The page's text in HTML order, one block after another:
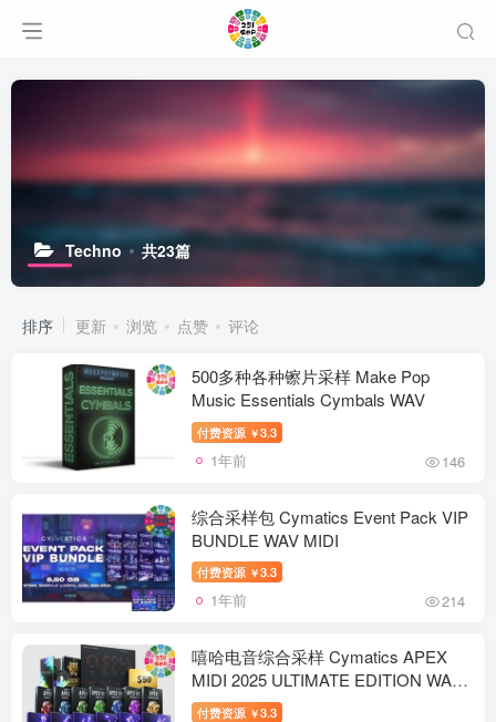
Techno 共23篇
排序 更新 浏览 点赞 评论
500多种各种镲片采样 Make Pop
Music Essentials Cymbals WAV
付费资源 ￥3.3
1年前 146
综合采样包 Cymatics Event Pack VIP
BUNDLE WAV MIDI
付费资源 ￥3.3
1年前 214
嘻哈电音综合采样 Cymatics APEX
MIDI 2025 ULTIMATE EDITION WAV
MIDI
付费资源 ￥3.3